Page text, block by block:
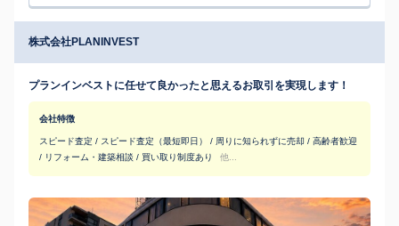
株式会社PLANINVEST
プランインベストに任せて良かったと思えるお取引を実現します！
会社特徴
スピード査定 / スピード査定（最短即日） / 周りに知られずに売却 / 高齢者歓迎
/ リフォーム・建築相談 / 買い取り制度あり
他...